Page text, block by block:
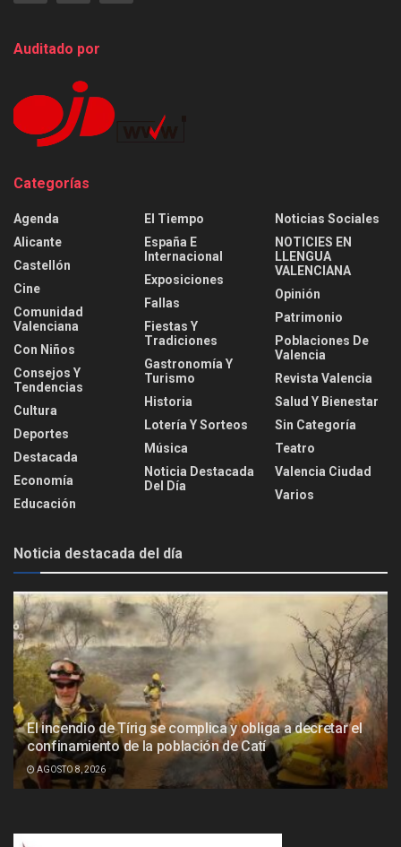
Auditado por
Categorías
Agenda
Alicante
Castellón
Cine
Comunidad
Valenciana
Con Niños
Consejos Y
Tendencias
Cultura
Deportes
Destacada
Economía
Educación
El Tiempo
España E
Internacional
Exposiciones
Fallas
Fiestas Y
Tradiciones
Gastronomía Y
Turismo
Historia
Lotería Y Sorteos
Música
Noticia Destacada
Del Día
Noticias Sociales
NOTICIES EN
LLENGUA
VALENCIANA
Opinión
Patrimonio
Poblaciones De
Valencia
Revista Valencia
Salud Y Bienestar
Sin Categoría
Teatro
Valencia Ciudad
Varios
Noticia destacada del día
El incendio de Tírig se complica y obliga a decretar el
confinamiento de la población de Catí
AGOSTO 8, 2026